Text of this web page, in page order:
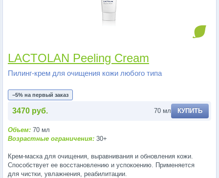
LACTOLAN Peeling Cream
Пилинг-крем для очищения кожи любого типа
−5% на первый заказ
3470 руб. 70 мл КУПИТЬ
Объем: 70 мл
Возрастные ограничения: 30+
Крем-маскадля очищения, выравнивания и обновления кожи.
Способствует ее восстановлению и успокоению. Применяется
для чистки, увлажнения, реабилитации.